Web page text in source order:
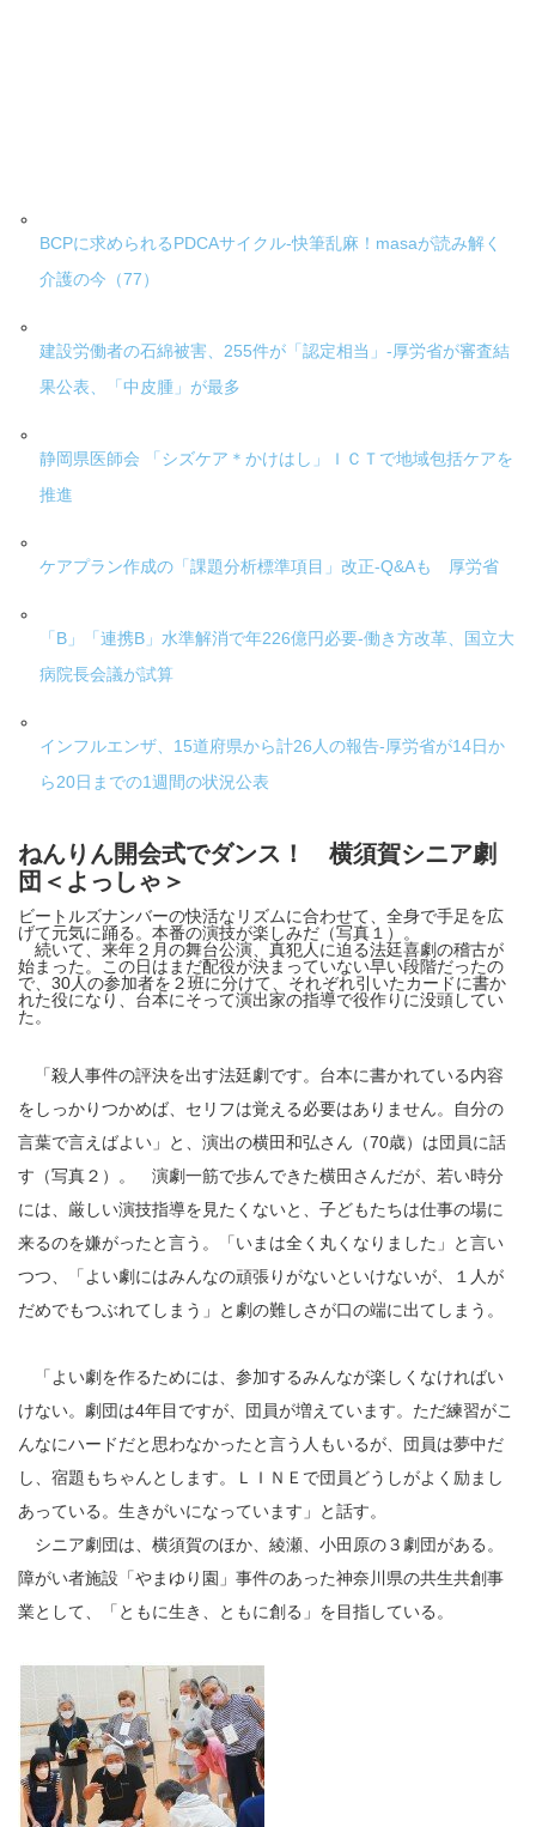
BCPに求められるPDCAサイクル-快筆乱麻！masaが読み解く
介護の今（77）
建設労働者の石綿被害、255件が「認定相当」-厚労省が審査結
果公表、「中皮腫」が最多
静岡県医師会 「シズケア＊かけはし」ＩＣＴで地域包括ケアを
推進
ケアプラン作成の「課題分析標準項目」改正-Q&Aも 厚労省
「B」「連携B」水準解消で年226億円必要-働き方改革、国立大
病院長会議が試算
インフルエンザ、15道府県から計26人の報告-厚労省が14日か
ら20日までの1週間の状況公表
ねんりん開会式でダンス！ 横須賀シニア劇
団＜よっしゃ＞
ビートルズナンバーの快活なリズムに合わせて、全身で手足を広
げて元気に踊る。本番の演技が楽しみだ（写真１）。
続いて、来年２月の舞台公演、真犯人に迫る法廷喜劇の稽古が
始まった。この日はまだ配役が決まっていない早い段階だったの
で、30人の参加者を２班に分けて、それぞれ引いたカードに書か
れた役になり、台本にそって演出家の指導で役作りに没頭してい
た。
「殺人事件の評決を出す法廷劇です。台本に書かれている内容
をしっかりつかめば、セリフは覚える必要はありません。自分の
言葉で言えばよい」と、演出の横田和弘さん（70歳）は団員に話
す（写真２）。 演劇一筋で歩んできた横田さんだが、若い時分
には、厳しい演技指導を見たくないと、子どもたちは仕事の場に
来るのを嫌がったと言う。「いまは全く丸くなりました」と言い
つつ、「よい劇にはみんなの頑張りがないといけないが、１人が
だめでもつぶれてしまう」と劇の難しさが口の端に出てしまう。
「よい劇を作るためには、参加するみんなが楽しくなければい
けない。劇団は4年目ですが、団員が増えています。ただ練習がこ
んなにハードだと思わなかったと言う人もいるが、団員は夢中だ
し、宿題もちゃんとします。ＬＩＮＥで団員どうしがよく励まし
あっている。生きがいになっています」と話す。
シニア劇団は、横須賀のほか、綾瀬、小田原の３劇団がある。
障がい者施設「やまゆり園」事件のあった神奈川県の共生共創事
業として、「ともに生き、ともに創る」を目指している。